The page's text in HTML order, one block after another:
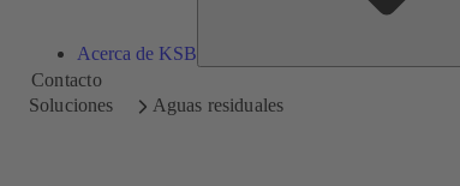
Acerca de KSB
Contacto
Soluciones
Aguas residuales